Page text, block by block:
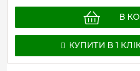
В
КУПИТИ В 1